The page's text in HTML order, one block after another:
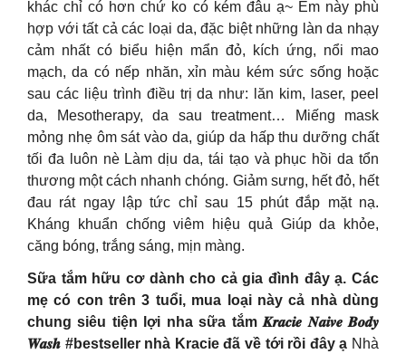
khác chỉ có hơn chứ ko có kém đâu ạ~ Em này phù
hợp với tất cả các loại da, đặc biệt những làn da nhạy
cảm nhất có biểu hiện mẩn đỏ, kích ứng, nổi mao
mạch, da có nếp nhăn, xỉn màu kém sức sống hoặc
sau các liệu trình điều trị da như: lăn kim, laser, peel
da, Mesotherapy, da sau treatment… Miếng mask
mỏng nhẹ ôm sát vào da, giúp da hấp thu dưỡng chất
tối đa luôn nè Làm dịu da, tái tạo và phục hồi da tổn
thương một cách nhanh chóng. Giảm sưng, hết đỏ, hết
đau rát ngay lập tức chỉ sau 15 phút đắp mặt nạ.
Kháng khuẩn chống viêm hiệu quả Giúp da khỏe,
căng bóng, trắng sáng, mịn màng.
Sữa tắm hữu cơ dành cho cả gia đình đây ạ. Các
mẹ có con trên 3 tuổi, mua loại này cả nhà dùng
chung siêu tiện lợi nha sữa tắm 𝑲𝒓𝒂𝒄𝒊𝒆 𝑵𝒂𝒊𝒗𝒆 𝑩𝒐𝒅𝒚
𝑾𝒂𝒔𝒉 #bestseller nhà Kracie đã về tới rồi đây ạ Nhà